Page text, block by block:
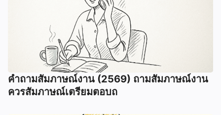
คําถามสัมภาษณ์งาน (2569) ถามสัมภาษณ์งาน
ควรสัมภาษณ์เตรียมตอบถ